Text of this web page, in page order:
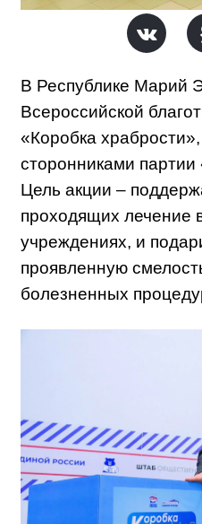
В Республике Марий
Всероссийской
«Коробка
сторонниками
Цель акции –
проходящих лечение
учреждениях, и
проявленную
болезненных